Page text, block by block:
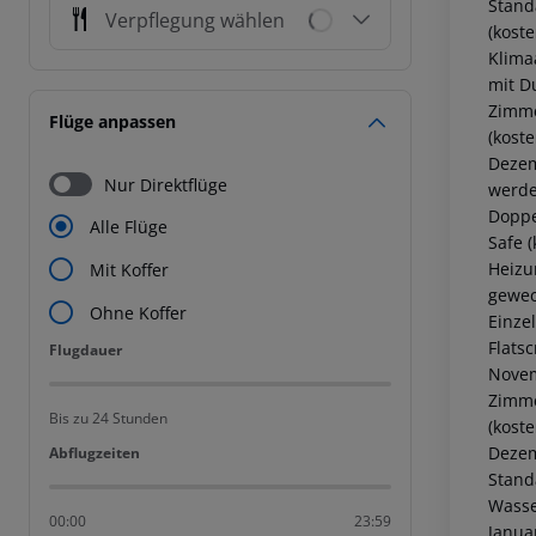
Verpflegung wählen
Flüge anpassen
Nur Direktflüge
Alle Flüge
Mit Koffer
Ohne Koffer
Flugdauer
Flugdauer
Bis zu 24 Stunden
Abflugzeiten
Abflugzeiten
00:00 23:59
mit
Safe